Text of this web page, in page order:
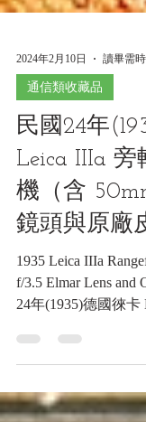
2024年2月10日 讀畢需時
通信類收藏品
民國24年
Leica IIIa 旁
機（含
鏡頭與原廠
1935 Leica IIIa
24年(1935)德國徠卡
相機（含 50mm f/
館藏》 1935,